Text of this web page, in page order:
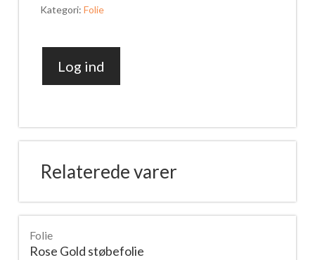
Kategori: Folie
Folie
clear
Log ind
Relaterede varer
Folie
Rose Gold støbefolie